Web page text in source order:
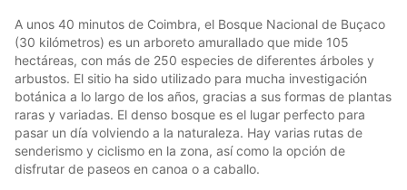
A unos 40 minutos de Coimbra, el Bosque Nacional de Buçaco
(30 kilómetros) es un arboreto amurallado que mide 105
hectáreas, con más de 250 especies de diferentes árboles y
arbustos. El sitio ha sido utilizado para mucha investigación
botánica a lo largo de los años, gracias a sus formas de plantas
raras y variadas. El denso bosque es el lugar perfecto para
pasar un día volviendo a la naturaleza. Hay varias rutas de
senderismo y ciclismo en la zona, así como la opción de
disfrutar de paseos en canoa o a caballo.